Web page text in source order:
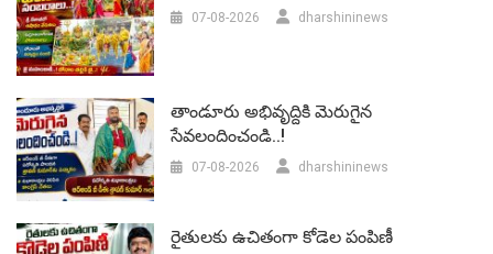
07-08-2026 dharshininews
తాండూరు అభివృద్దికి మెరుగైన
సేవలందించండి..!
07-08-2026 dharshininews
రైతులకు ఉచితంగా కోడెల పంపిణీ